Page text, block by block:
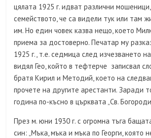
цялата 1925 г. идват различни
семейството, че са видели тук или там
им. Но един човек казва нещо, което
приема за достоверно. Печатар му
1925 г., т.е. седмица след изчезването
видял Гео, който в тефтерче записвал
братя Кирил и Методий, което на
прочете на другите арестанти. Заради
година по-късно в църквата „Св.
През м. юни 1930 г. с огромна тъга
син: „Мъка, мъка и мъка по Георги, която